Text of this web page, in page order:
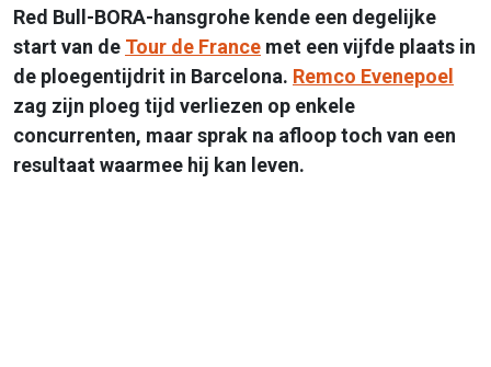
Red Bull-BORA-hansgrohe kende een degelijke
start van de Tour de France met een vijfde plaats in
de ploegentijdrit in Barcelona. Remco Evenepoel
zag zijn ploeg tijd verliezen op enkele
concurrenten, maar sprak na afloop toch van een
resultaat waarmee hij kan leven.